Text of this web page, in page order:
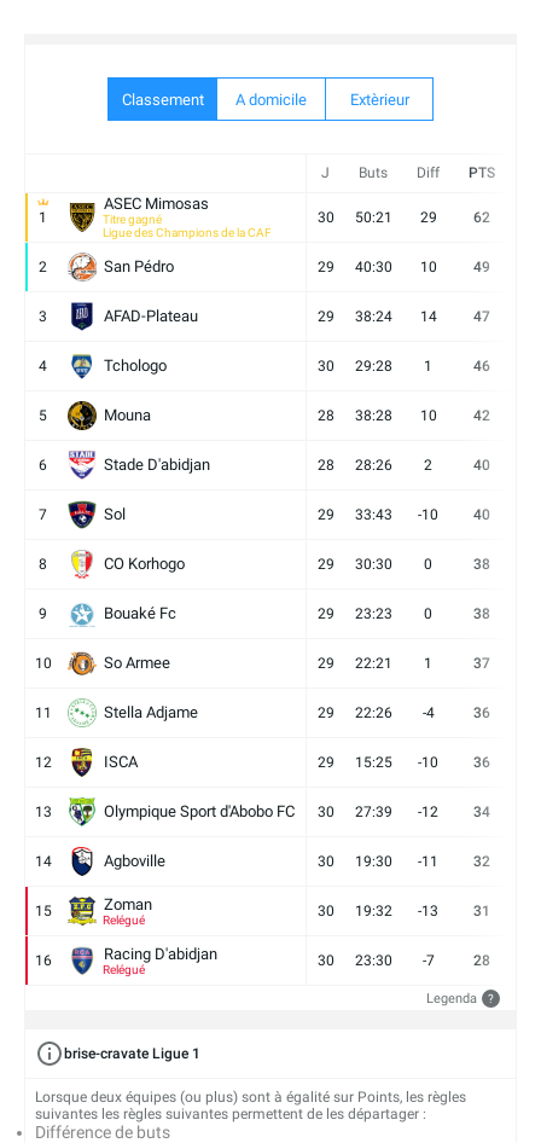
Classement A domicile Extèrieur
J Buts Diff PTS
1
ASEC Mimosas
Titre gagné
Ligue des Champions de la CAF
30 50:21 29 62
2 San Pédro 29 40:30 10 49
3 AFAD-Plateau 29 38:24 14 47
4 Tchologo 30 29:28 1 46
5 Mouna 28 38:28 10 42
6 Stade D'abidjan 28 28:26 2 40
7 Sol 29 33:43 -10 40
8 CO Korhogo 29 30:30 0 38
9 Bouaké Fc 29 23:23 0 38
10 So Armee 29 22:21 1 37
11 Stella Adjame 29 22:26 -4 36
12 ISCA 29 15:25 -10 36
13 Olympique Sport d'Abobo FC 30 27:39 -12 34
14 Agboville 30 19:30 -11 32
15 Zoman
Relégué
30 19:32 -13 31
16 Racing D'abidjan
Relégué
30 23:30 -7 28
Legenda ?
brise-cravate Ligue 1
Lorsque deux équipes (ou plus) sont à égalité sur Points, les règles
suivantes les règles suivantes permettent de les départager :
Différence de buts